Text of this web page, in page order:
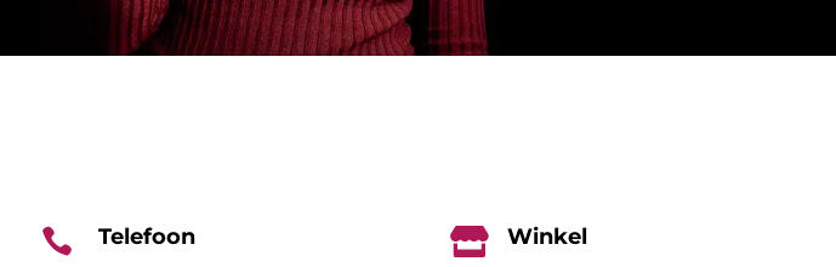

Telefoon

Winkel